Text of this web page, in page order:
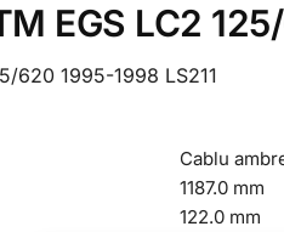
EGS LC2
620 1995-1998 LS211
Cablu
1187.0 mm
122.0 mm